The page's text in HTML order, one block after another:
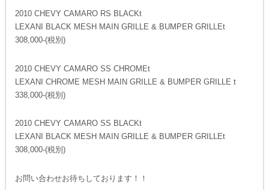
2010 CHEVY CAMARO RS BLACKt
LEXANI BLACK MESH MAIN GRILLE & BUMPER GRILLEt
308,000-(税別)
2010 CHEVY CAMARO SS CHROMEt
LEXANI CHROME MESH MAIN GRILLE & BUMPER GRILLE t
338,000-(税別)
2010 CHEVY CAMARO SS BLACKt
LEXANI BLACK MESH MAIN GRILLE & BUMPER GRILLEt
308,000-(税別)
お問い合わせお待ちしております！！